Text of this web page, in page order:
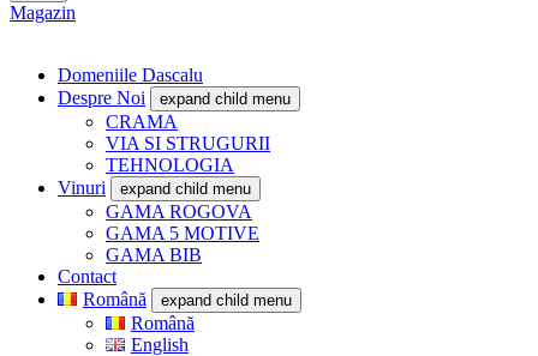
Magazin
Domeniile Dascalu
Despre Noi
expand child menu
CRAMA
VIA SI STRUGURII
TEHNOLOGIA
Vinuri
expand child menu
GAMA ROGOVA
GAMA 5 MOTIVE
GAMA BIB
Contact
Română
expand child menu
Română
English